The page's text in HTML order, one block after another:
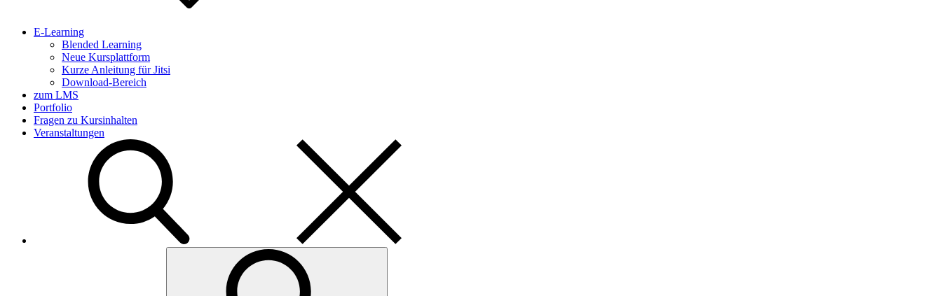
E-Learning
Blended Learning
Neue Kursplattform
Kurze Anleitung für Jitsi
Download-Bereich
zum LMS
Portfolio
Fragen zu Kursinhalten
Veranstaltungen